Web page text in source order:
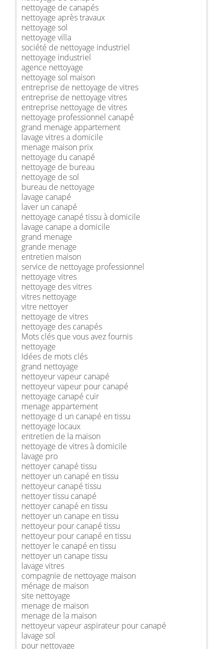
nettoyage de canapés
nettoyage après travaux
nettoyage sol
nettoyage villa
société de nettoyage industriel
nettoyage industriel
agence nettoyage
nettoyage sol maison
entreprise de nettoyage de vitres
entreprise de nettoyage vitres
entreprise nettoyage de vitres
nettoyage professionnel canapé
grand menage appartement
lavage vitres a domicile
menage maison prix
nettoyage du canapé
nettoyage de bureau
nettoyage de sol
bureau de nettoyage
lavage canapé
laver un canapé
nettoyage canapé tissu à domicile
lavage canape a domicile
grand menage
grande menage
entretien maison
service de nettoyage professionnel
nettoyage vitres
nettoyage des vitres
vitres nettoyage
vitre nettoyer
nettoyage de vitres
nettoyage des canapés
Mots clés que vous avez fournis
nettoyage
Idées de mots clés
grand nettoyage
nettoyeur vapeur canapé
nettoyeur vapeur pour canapé
nettoyage canapé cuir
menage appartement
nettoyage d un canapé en tissu
nettoyage locaux
entretien de la maison
nettoyage de vitres à domicile
lavage pro
nettoyer canapé tissu
nettoyer un canapé en tissu
nettoyeur canapé tissu
nettoyer tissu canapé
nettoyer canapé en tissu
nettoyer un canape en tissu
nettoyeur pour canapé tissu
nettoyeur pour canapé en tissu
nettoyer le canapé en tissu
nettoyer un canape tissu
lavage vitres
compagnie de nettoyage maison
ménage de maison
site nettoyage
menage de maison
menage de la maison
nettoyeur vapeur aspirateur pour canapé
lavage sol
pour nettoyage